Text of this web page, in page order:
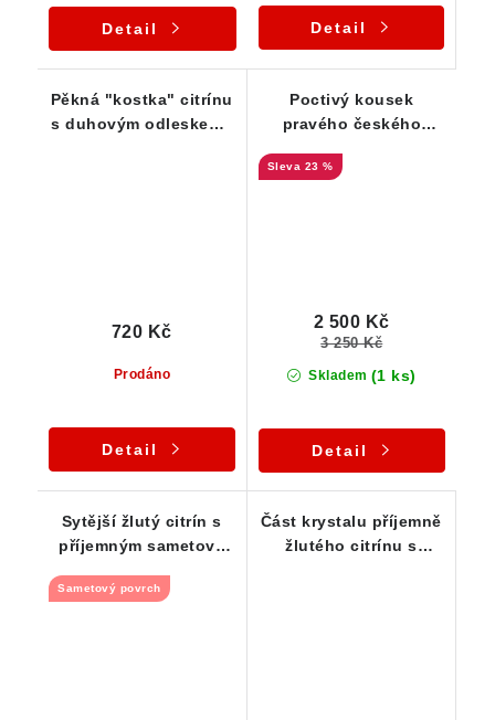
Detail Detail
Pěkná "kostka" citrínu
s duhovým odleskem /
Prodáno
720 Kč
Detail
Poctivý kousek
pravého českého
žlutou barvou
23 %
Skladem (1 ks)
2 500 Kč
3 250 Kč
Detail
Sytější žlutý citrín s
příjemným sametově
Sametový povrch
Část krystalu příjemně
žlutého citrínu s